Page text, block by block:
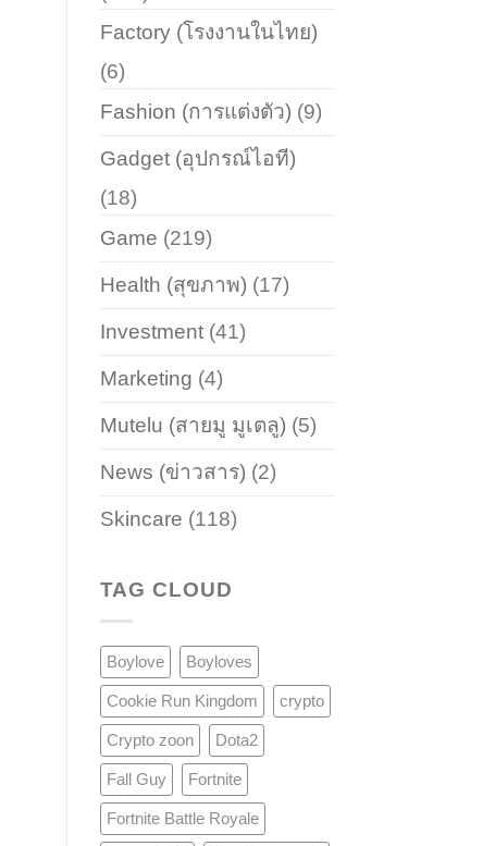
Factory (โรงงานในไทย)
(6)
Fashion (การแต่งตัว) (9)
Gadget (อุปกรณ์ไอที)
(18)
Game (219)
Health (สุขภาพ) (17)
Investment(41)
Marketing (4)
Mutelu (สายมู มูเตลู) (5)
News (ข่าวสาร) (2)
Skincare (118)
TAG CLOUD
Boylove Boyloves
Cookie Run Kingdom crypto
Crypto zoon Dota2
Fall Guy Fortnite
Fortnite Battle Royale